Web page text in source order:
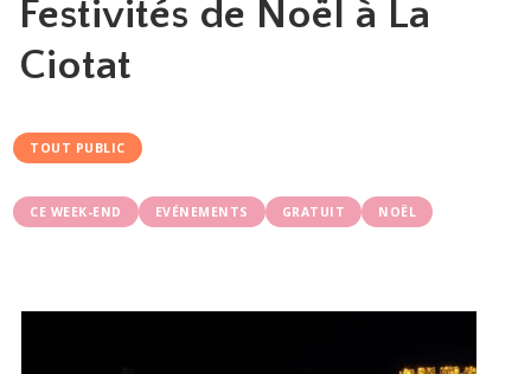
Festivités de Noël à La
Ciotat
TOUT PUBLIC
CE WEEK-END EVÉNEMENTS GRATUIT NOËL